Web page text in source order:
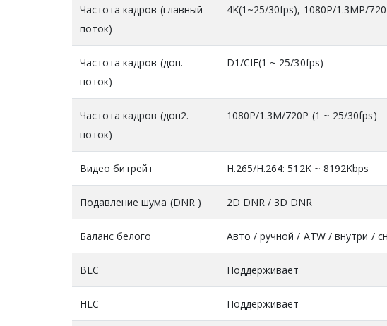
Частота кадров (главный
поток)
4K(1~25/30fps), 1080P/1.3MP/
Частота кадров (доп.
поток)
D1/CIF(1 ~ 25/30fps)
Частота кадров (доп2.
поток)
1080P/1.3M/720P (1 ~ 25/30fps)
Видео битрейт H.265/H.264: 512K ~ 8192Kbps
Подавление шума (DNR ) 2D DNR / 3D DNR
Баланс белого Авто / ручной / ATW / внутри /
BLC Поддерживает
HLC Поддерживает